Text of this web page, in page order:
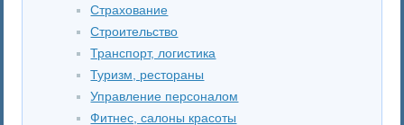
Страхование
Строительство
Транспорт, логистика
Туризм, рестораны
Управление персоналом
Фитнес, салоны красоты